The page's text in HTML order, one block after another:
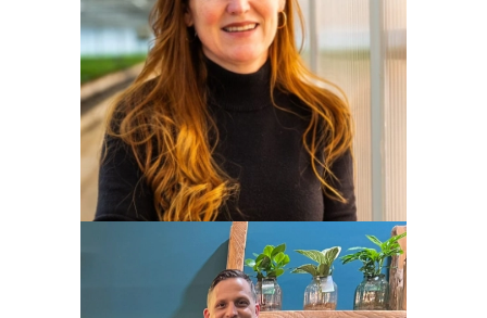
Karin van der Eijk